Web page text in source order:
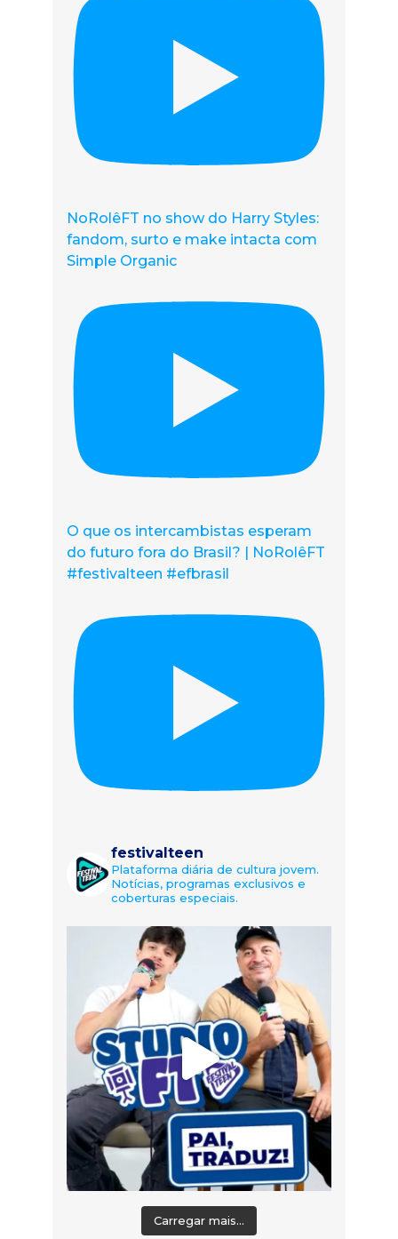
NoRolêFT no show do Harry Styles:
fandom, surto e make intacta com
Simple Organic
O que os intercambistas esperam
do futuro fora do Brasil? | NoRolêFT
#festivalteen #efbrasil
festivalteen
Plataforma diária de cultura jovem.
Notícias, programas exclusivos e
coberturas especiais.
Carregar mais...